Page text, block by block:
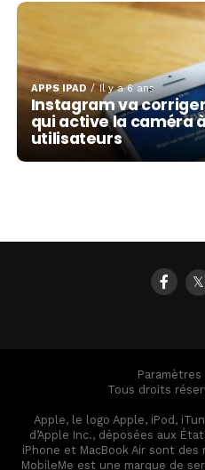
APPS IPAD Il y a 6 ans
Instagram va corriger
qui active la caméra
utilisateurs
𝕏
Tous droits
Apple, le logo Apple, iPod,
d’Apple Inc., déposées aux
iPhone et MacBook Air sont des
MobileMe est une marque de